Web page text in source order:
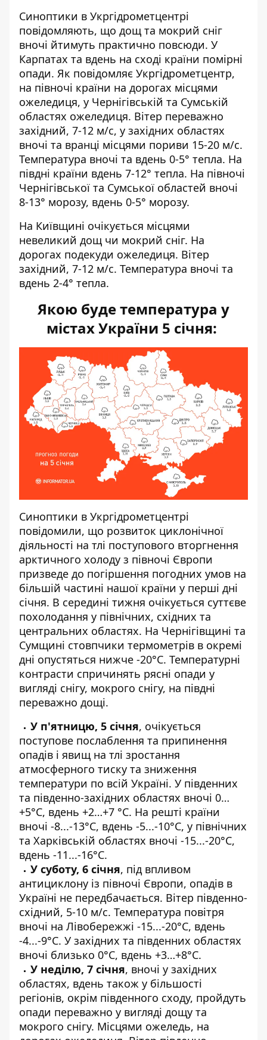
Синоптики в Укргідрометцентрі
повідомляють, що дощ та мокрий сніг
вночі йтимуть практично повсюди. У
Карпатах та вдень на сході країни помірні
опади. Як повідомляє Укргідрометцентр,
на півночі країни на дорогах місцями
ожеледиця, у Чернігівській та Сумській
областях ожеледиця. Вітер переважно
західний, 7-12 м/с, у західних областях
вночі та вранці місцями пориви 15-20 м/с.
Температура вночі та вдень 0-5° тепла. На
півдні країни вдень 7-12° тепла. На півночі
Чернігівської та Сумської областей вночі
8-13° морозу, вдень 0-5° морозу.
На Київщині очікується місцями
невеликий дощ чи мокрий сніг. На
дорогах подекуди ожеледиця. Вітер
західний, 7-12 м/с. Температура вночі та
вдень 2-4° тепла.
Якою буде температура у
містах України 5 січня:
Синоптики в Укргідрометцентрі
повідомили, що розвиток циклонічної
діяльності на тлі поступового вторгнення
арктичного холоду з півночі Європи
призведе до погіршення погодних умов на
більшій частині нашої країни у перші дні
січня. В середині тижня очікується суттєве
похолодання у північних, східних та
центральних областях. На Чернігівщині та
Сумщині стовпчики термометрів в окремі
дні опустяться нижче -20°С. Температурні
контрасти спричинять рясні опади у
вигляді снігу, мокрого снігу, на півдні
переважно дощі.
У п'ятницю, 5 січня, очікується
поступове послаблення та припинення
опадів і явищ на тлі зростання
атмосферного тиску та зниження
температури по всій Україні. У південних
та південно-західних областях вночі 0…
+5°С, вдень +2…+7 °С. На решті країни
вночі -8...-13°С, вдень -5...-10°С, у північних
та Харківській областях вночі -15...-20°С,
вдень -11...-16°С.
У суботу, 6 січня, під впливом
антициклону із півночі Європи, опадів в
Україні не передбачається. Вітер південно-
східний, 5-10 м/с. Температура повітря
вночі на Лівобережжі -15...-20°С, вдень
-4...-9°С. У західних та південних областях
вночі близько 0°С, вдень +3…+8°С.
У неділю, 7 січня, вночі у західних
областях, вдень також у більшості
регіонів, окрім південного сходу, пройдуть
опади переважно у вигляді дощу та
мокрого снігу. Місцями ожеледь, на